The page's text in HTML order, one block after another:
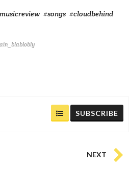
#songs #cloudbehind
SUBSCRIBE
NEXT